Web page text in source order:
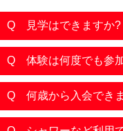
Q 見学はできますか?
Q 体験は何度でも参
Q 何歳から入会でき